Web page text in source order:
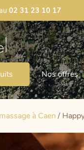
02 31 23 10 17
Nos offres
à Caen /